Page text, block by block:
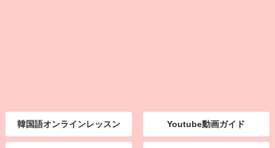
韓国語オンラインレッスン Youtube動画ガイド